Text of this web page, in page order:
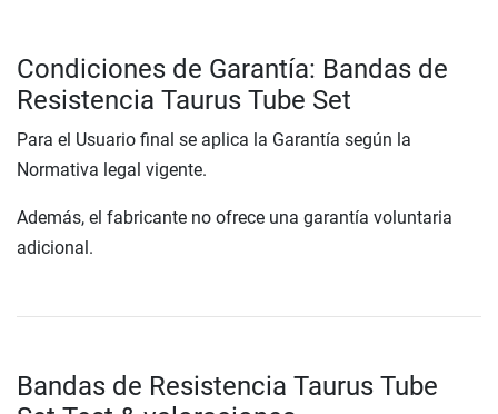
Condiciones de Garantía: Bandas de
Resistencia Taurus Tube Set
Para el Usuario final se aplica la Garantía según la
Normativa legal vigente.
Además, el fabricante no ofrece una garantía voluntaria
adicional.
Bandas de Resistencia Taurus Tube